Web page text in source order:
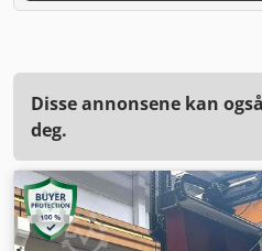
Disse annonsene kan
deg.